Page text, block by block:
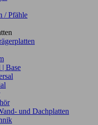
/ Pfähle
| Base
und Dachplatten